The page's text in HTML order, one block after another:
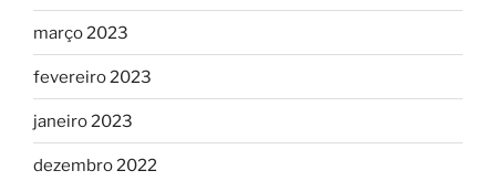
março 2023
fevereiro 2023
janeiro 2023
dezembro 2022